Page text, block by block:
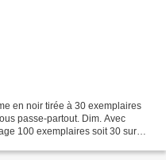
en noir tirée à 30 exemplaires
passe-partout. Dim. Avec
100 exemplaires soit 30 sur